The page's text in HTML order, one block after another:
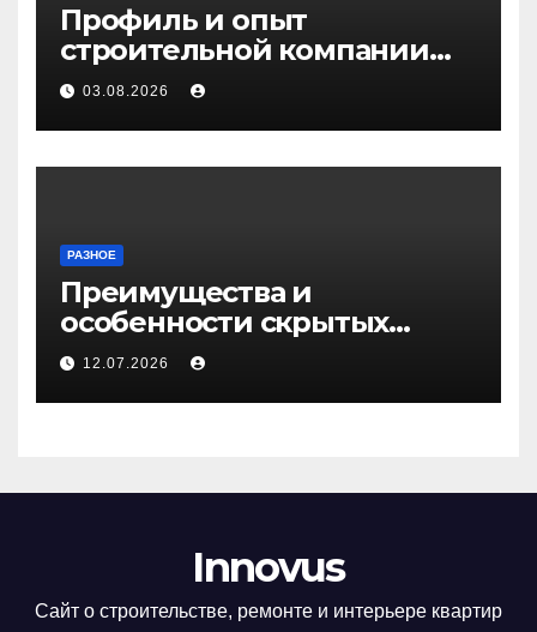
Профиль и опыт
строительной компании
Медичи
03.08.2026
РАЗНОЕ
Преимущества и
особенности скрытых
дверей
12.07.2026
Innovus
Сайт о строительстве, ремонте и интерьере квартир